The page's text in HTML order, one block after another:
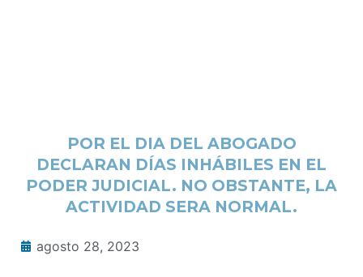
POR EL DIA DEL ABOGADO
DECLARAN DÍAS INHÁBILES EN EL
PODER JUDICIAL. NO OBSTANTE, LA
ACTIVIDAD SERA NORMAL.
agosto 28, 2023